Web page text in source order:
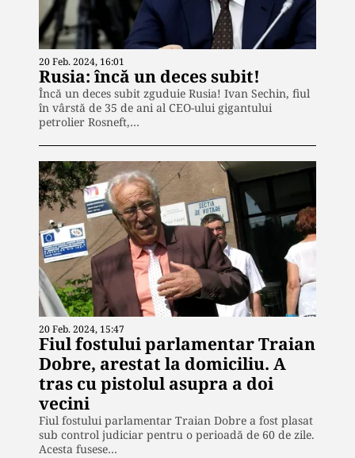
20 Feb. 2024, 16:01
Rusia: încă un deces subit!
Încă un deces subit zguduie Rusia! Ivan Sechin, fiul
în vârstă de 35 de ani al CEO-ului gigantului
petrolier Rosneft,…
20 Feb. 2024, 15:47
Fiul fostului parlamentar Traian
Dobre, arestat la domiciliu. A
tras cu pistolul asupra a doi
vecini
Fiul fostului parlamentar Traian Dobre a fost plasat
sub control judiciar pentru o perioadă de 60 de zile.
Acesta fusese…